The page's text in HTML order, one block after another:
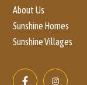
About Us
Sunshine Homes
Sunshine Villages